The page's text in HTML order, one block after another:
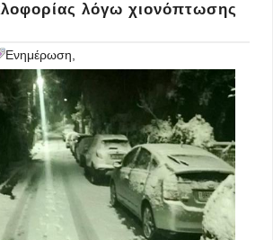
λόγω χιονόπτωσης
Ενημέρωση,